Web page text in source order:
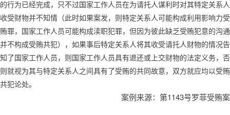
的行为已经完成，只不过国家工作人员在为请托人谋利时对其特定关系人
收受财物并不知情（此时如果案发，则特定关系人可能构成利用影响力受
贿罪，国家工作人员可能构成渎职犯罪，但因为彼此缺乏受贿犯意的沟通
并不构成受贿共犯），如果事后特定关系人将其收受请托人财物的情况告
知了国家工作人员，则国家工作人员具有退还或上交财物的法定义务，否
则就视为其与特定关系人之间具有了受贿的共同故意，双方就应均以受贿
共犯论处。
案例来源：第1143号罗菲受贿案